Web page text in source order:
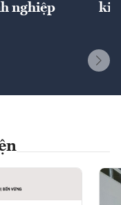
nghiệp